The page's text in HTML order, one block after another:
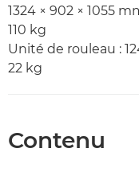
1324 × 902 × 1055
110 kg
Unité de rouleau :
22 kg
Contenu